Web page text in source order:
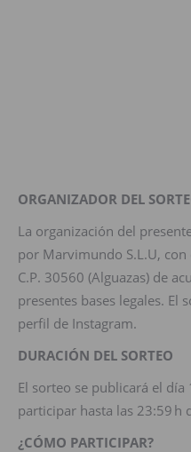
ORGANIZADOR DEL
La organización del
por Marvimundo S.L.U, con
C.P. 30560 (Alguazas) de
presentes bases legales. El
perfil de Instagram.
DURACIÓN DEL SORTEO
El sorteo se publicará el
participar hasta las 23:59 h
¿CÓMO PARTICIPAR?